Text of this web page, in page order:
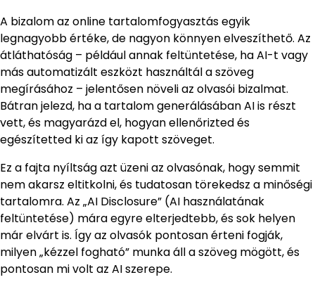
A bizalom az online tartalomfogyasztás egyik
legnagyobb értéke, de nagyon könnyen elveszíthető. Az
átláthatóság – például annak feltüntetése, ha AI-t vagy
más automatizált eszközt használtál a szöveg
megírásához – jelentősen növeli az olvasói bizalmat.
Bátran jelezd, ha a tartalom generálásában AI is részt
vett, és magyarázd el, hogyan ellenőrizted és
egészítetted ki az így kapott szöveget.
Ez a fajta nyíltság azt üzeni az olvasónak, hogy semmit
nem akarsz eltitkolni, és tudatosan törekedsz a minőségi
tartalomra. Az „AI Disclosure” (AI használatának
feltüntetése) mára egyre elterjedtebb, és sok helyen
már elvárt is. Így az olvasók pontosan érteni fogják,
milyen „kézzel fogható” munka áll a szöveg mögött, és
pontosan mi volt az AI szerepe.